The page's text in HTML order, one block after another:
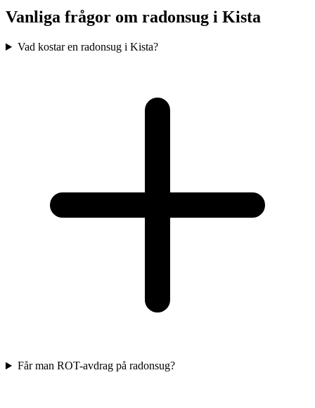
Vanliga frågor om radonsug i Kista
Vad kostar en radonsug i Kista?
Får man ROT-avdrag på radonsug?